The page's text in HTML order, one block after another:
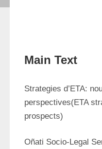
Main Text
Strategies d’ETA:
perspectives(ETA
prospects)
Oñati Socio-Legal